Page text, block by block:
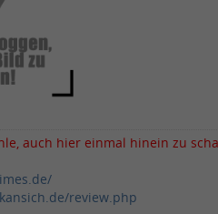
auch hier einmal hinein zu
review.php